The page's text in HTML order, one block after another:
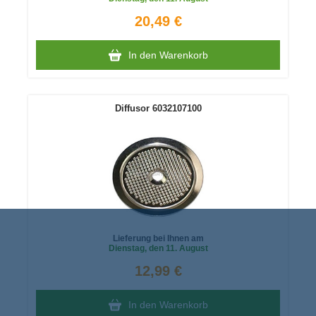
20,49 €
In den Warenkorb
Diffusor 6032107100
Lieferung bei Ihnen am
Dienstag, den 11. August
12,99 €
In den Warenkorb